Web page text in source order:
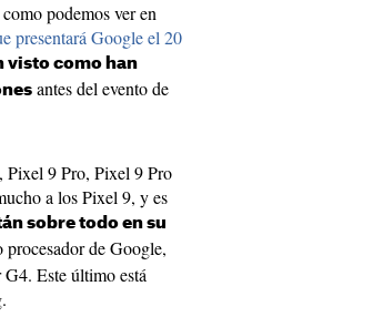
podemos ver en
presentará Google el 20
visto como han
antes del evento de
Pixel 9 Pro, Pixel 9 Pro
a los Pixel 9, y es
sobre todo en su
procesador de Google,
Este último está